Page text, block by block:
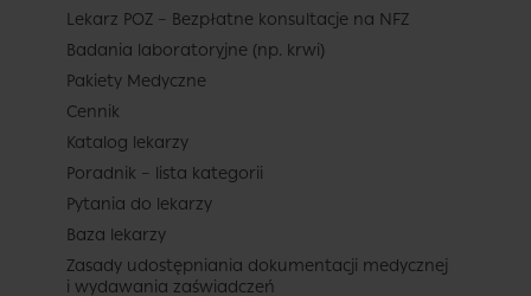
Lekarz POZ – Bezpłatne konsultacje na NFZ
Badania laboratoryjne (np. krwi)
Pakiety Medyczne
Cennik
Katalog lekarzy
Poradnik – lista kategorii
Pytania do lekarzy
Baza lekarzy
Zasady udostępniania dokumentacji medycznej
i wydawania zaświadczeń